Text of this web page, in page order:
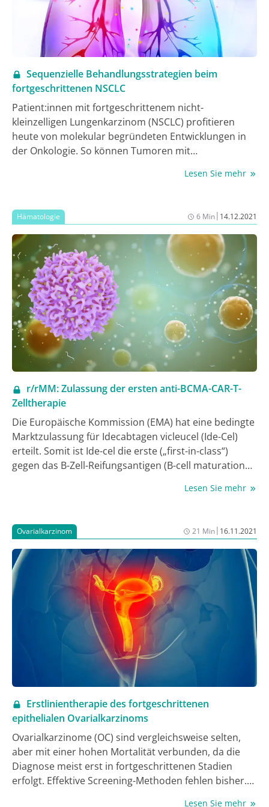
Sequenzielle Behandlungsstrategien beim
fortgeschrittenen NSCLC
Patient:innen mit fortgeschrittenem nicht-
kleinzelligen Lungenkarzinom (NSCLC) profitieren
heute von molekular begründeten Entwicklungen in
der Onkologie. So können Tumoren mit
zielgerichteten Substanzen behandelt werden; ein
darüber hinaus von zugelassenen Therapieregimen
wie Immuncheckpoint-Inhibitoren (ICI) oder
antiangiogenen Substanzen. Insgesamt haben sich
damit die Prognosen der Patient:innen deutlich
verbessert (1, 2). Um aus der Vielzahl der verfügbaren
Therapieoptionen die patient:innenindividuell
bestmögliche Therapiestrategie auszuwählen, ist es
entscheidend, frühzeitig ein onkologisches
Gesamtbehandlungskonzept zu planen, das eine
sinnvolle Therapiesequenz über verschiedene
Therapielinien hinweg umfasst. Das gilt für
Patient:innen mit Treibermutationen, aber auch für
Tumoren ohne therapeutisch adressierbare
Zielstrukturen.
Lesen Sie mehr
Hämatologie 6 Min| 14.12.2021
r/rMM: Zulassung der ersten anti-BCMA-CAR-T-
Zelltherapie
Die Europäische Kommission (EMA) hat eine bedingte
Marktzulassung für Idecabtagen vicleucel (Ide-Cel)
erteilt. Somit ist Ide-cel die erste („first-in-class“)
gegen das B-Zell-Reifungsantigen (B-cell maturation
(CAR-)T-Zelltherapie (chimeric antigen receptor t-cell;
erwachsenen Patienten und Patientinnen mit
rezidiviertem und refraktärem Multiplen Myelom, die
mindestens 3 vorausgegangene Therapien,
einschließlich eines Immunmodulators, eines
Proteasominhibitors und eines Anti-CD38-Antikörpers
erhalten und unter der letzten Therapie eine
Krankheitsprogression gezeigt haben (1).
Lesen Sie mehr
Ovarialkarzinom 21 Min| 16.11.2021
Erstlinientherapie des fortgeschrittenen
epithelialen Ovarialkarzinoms
Ovarialkarzinome (OC) sind vergleichsweise selten,
aber mit einer hohen Mortalität verbunden, da die
Diagnose meist erst in fortgeschrittenen Stadien
erfolgt. Effektive Screening-Methoden fehlen bisher.
Lesen Sie mehr